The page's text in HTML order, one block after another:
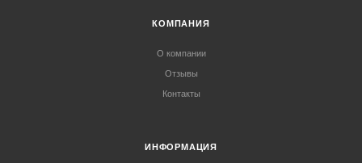
КОМПАНИЯ
О компании
Отзывы
Контакты
ИНФОРМАЦИЯ